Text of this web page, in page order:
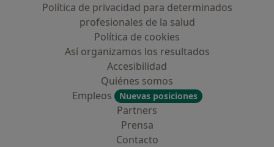
Política de privacidad para determinados
profesionales de la salud
Política de cookies
Así organizamos los resultados
Accesibilidad
Quiénes somos
Empleos
Nuevas posiciones
Partners
Prensa
Contacto